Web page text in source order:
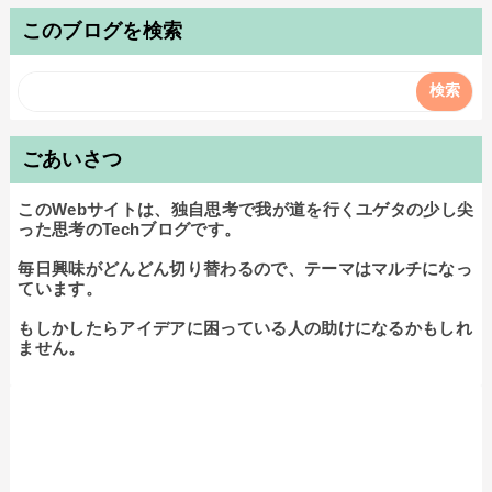
このブログを検索
ごあいさつ
このWebサイトは、独自思考で我が道を行くユゲタの少し尖
った思考のTechブログです。
毎日興味がどんどん切り替わるので、テーマはマルチになっ
ています。
もしかしたらアイデアに困っている人の助けになるかもしれ
ません。